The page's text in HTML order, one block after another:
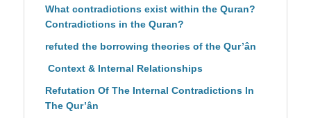
What contradictions exist within the Quran?
Contradictions in the Quran?
refuted the borrowing theories of the Qur’ân
Context & Internal Relationships
Refutation Of The Internal Contradictions In
The Qur’ân